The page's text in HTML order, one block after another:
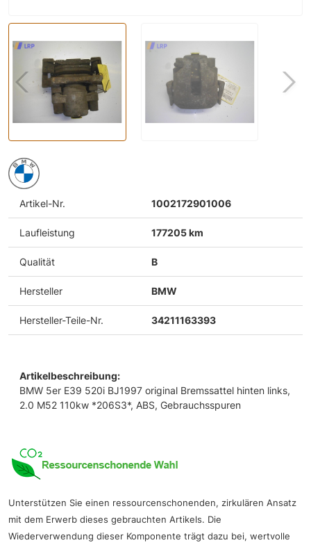
Artikel-Nr. 1002172901006
Laufleistung 177205 km
Qualität B
Hersteller BMW
Hersteller-Teile-Nr. 34211163393
Artikelbeschreibung:
BMW 5er E39 520i BJ1997 original Bremssattel hinten links,
2.0 M52 110kw *206S3*, ABS, Gebrauchsspuren
Unterstützen Sie einen ressourcenschonenden, zirkulären Ansatz
mit dem Erwerb dieses gebrauchten Artikels. Die
Wiederverwendung dieser Komponente trägt dazu bei, wertvolle